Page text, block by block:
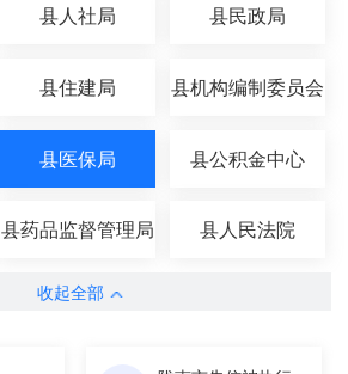
县人社局 县民政局
县住建局 县机构编制委员会
县医保局 县公积金中心
县药品监督管理局 县人民法院
收起全部